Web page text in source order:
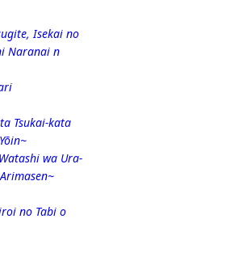
Isekai no
Naranai n
Tsukai-kata
wa Ura-
no Tabi o